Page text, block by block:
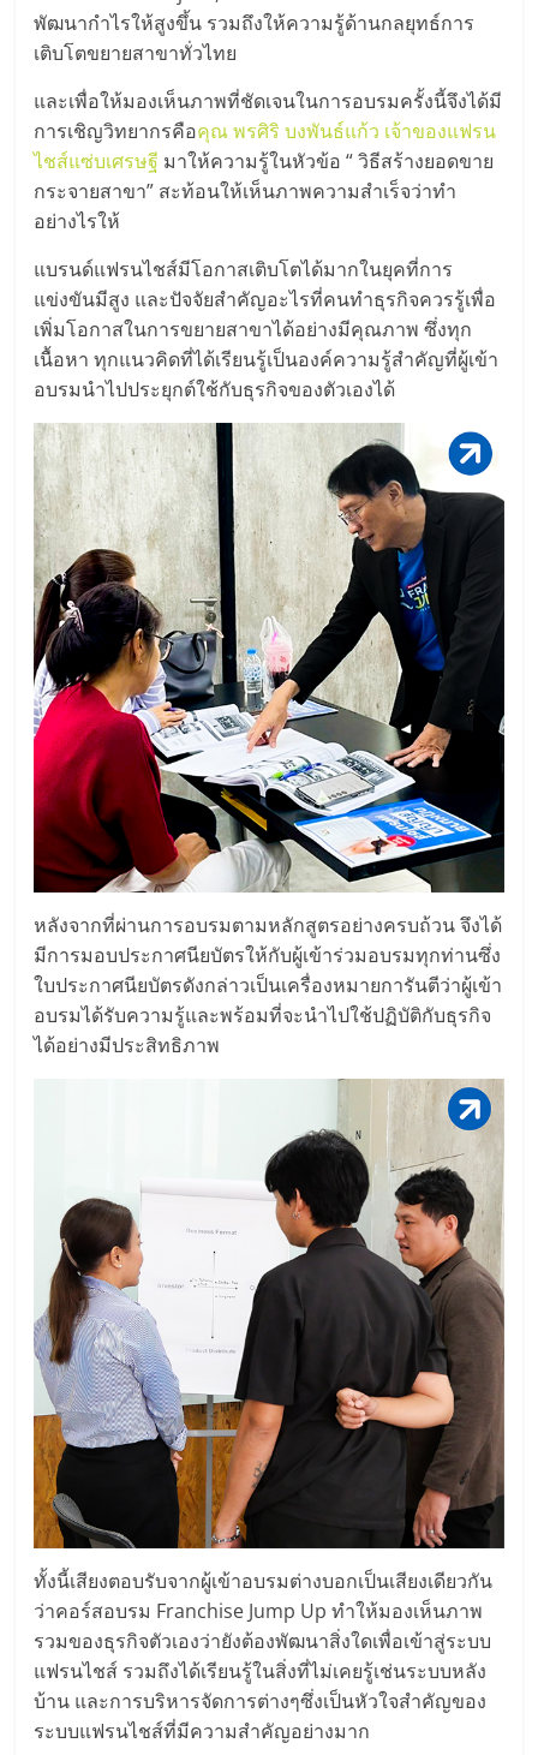
เปิด
ร้าน
ปรึกษา
ฟรี,
บริการ
พัฒนา
ระบบ
แฟ
รน
ไชส์"
"ศูนย์
รวม
ข้อมูล
ธุรกิจ
SME
แห่ง
ประเทศไทย,
ThaiSMEsCenter,
ธุรกิจ
มอี
ปรึกษา
ไชส์,
รวม
รน
ไชส์
ขาย
แฟ
รน
ไชส์
แฟ
รน
ไชส์
ขาย
หน้า
บ้าน
พัฒนากำไรให้สูงขึ้น รวมถึงให้ความรู้ด้านกลยุทธ์การ
เติบโตขยายสาขาทั่วไทย
และเพื่อให้มองเห็นภาพที่ชัดเจนในการอบรมครั้งนี้จึงได้มี
การเชิญวิทยากรคือคุณ พรศิริ บงพันธ์แก้ว เจ้าของแฟรน
ไชส์แซ่บเศรษฐี มาให้ความรู้ในหัวข้อ “ วิธีสร้างยอดขาย
กระจายสาขา” สะท้อนให้เห็นภาพความสำเร็จว่าทำ
อย่างไรให้
แบรนด์แฟรนไชส์มีโอกาสเติบโตได้มากในยุคที่การ
แข่งขันมีสูง และปัจจัยสำคัญอะไรที่คนทำธุรกิจควรรู้เพื่อ
เพิ่มโอกาสในการขยายสาขาได้อย่างมีคุณภาพ ซึ่งทุก
เนื้อหา ทุกแนวคิดที่ได้เรียนรู้เป็นองค์ความรู้สำคัญที่ผู้เข้า
อบรมนำไปประยุกต์ใช้กับธุรกิจของตัวเองได้
หลังจากที่ผ่านการอบรมตามหลักสูตรอย่างครบถ้วน จึงได้
มีการมอบประกาศนียบัตรให้กับผู้เข้าร่วมอบรมทุกท่านซึ่ง
ใบประกาศนียบัตรดังกล่าวเป็นเครื่องหมายการันตีว่าผู้เข้า
อบรมได้รับความรู้และพร้อมที่จะนำไปใช้ปฏิบัติกับธุรกิจ
ได้อย่างมีประสิทธิภาพ
ทั้งนี้เสียงตอบรับจากผู้เข้าอบรมต่างบอกเป็นเสียงเดียวกัน
ว่าคอร์สอบรม Franchise Jump Up ทำให้มองเห็นภาพ
รวมของธุรกิจตัวเองว่ายังต้องพัฒนาสิ่งใดเพื่อเข้าสู่ระบบ
แฟรนไชส์ รวมถึงได้เรียนรู้ในสิ่งที่ไม่เคยรู้เช่นระบบหลัง
บ้าน และการบริหารจัดการต่างๆซึ่งเป็นหัวใจสำคัญของ
ระบบแฟรนไชส์ที่มีความสำคัญอย่างมาก